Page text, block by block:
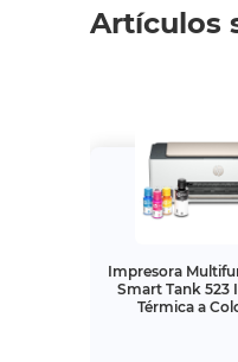
Artículos
Impresora
Smart Tank 523
Térmica a